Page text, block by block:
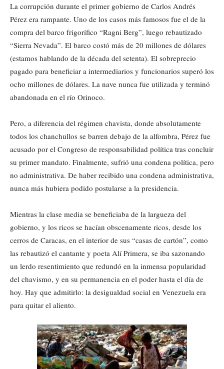
La corrupción durante el primer gobierno de Carlos Andrés
Pérez era rampante. Uno de los casos más famosos fue el de la
compra del barco frigorífico “Ragni Berg”, luego rebautizado
“Sierra Nevada”. El barco costó más de 20 millones de dólares
(estamos hablando de la década del setenta). El sobreprecio
pagado para beneficiar a intermediarios y funcionarios superó los
ocho millones de dólares. La nave nunca fue utilizada y terminó
abandonada en el río Orinoco.
Pero, a diferencia del régimen chavista, donde absolutamente
todos los chanchullos se barren debajo de la alfombra, Pérez fue
acusado por el Congreso de responsabilidad política tras concluir
su primer mandato. Finalmente, sufrió una condena política, pero
no administrativa. De haber recibido una condena administrativa,
nunca más hubiera podido postularse a la presidencia.
Mientras la clase media se beneficiaba de la largueza del
gobierno, y los ricos se hacían obscenamente ricos, desde los
cerros de Caracas, en el interior de sus “casas de cartón”, como
las rebautizó el cantante y poeta Alí Primera, se iba sazonando
un lerdo resentimiento que redundó en la inmensa popularidad
del chavismo, y en su permanencia en el poder hasta el día de
hoy. Hay que admitirlo: la desigualdad social en Venezuela era
para quitar el aliento.